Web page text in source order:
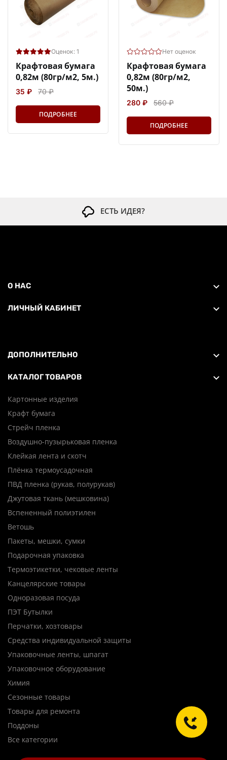
Оценок: 1
Крафтовая бумага
0,82м (80гр/м2, 5м.)
35 ₽ 70 ₽
ПОДРОБНЕЕ
Нет оценок
Крафтовая бумага
0,82м (80гр/м2,
50м.)
280 ₽ 560 ₽
ПОДРОБНЕЕ
ЕСТЬ ИДЕЯ?
О НАС
ЛИЧНЫЙ КАБИНЕТ
ДОПОЛНИТЕЛЬНО
КАТАЛОГ ТОВАРОВ
Картонные изделия
Крафт бумага
Стрейч пленка
Воздушно-пузырьковая пленка
Клейкая лента и скотч
Плёнка термоусадочная
ПВД пленка (рукав, полурукав)
Джутовая ткань (мешковина)
Вспененный полиэтилен
Ветошь
Пакеты, мешки, сумки
Подарочная упаковка
Термоэтикетки, чековые ленты
Канцелярские товары
Одноразовая посуда
ПЭТ Бутылки
Перчатки, хозтовары
Средства индивидуальной защиты
Упаковочные ленты, шпагат
Упаковочное оборудование
Химия
Сезонные товары
Товары для ремонта
Поддоны
Все категории